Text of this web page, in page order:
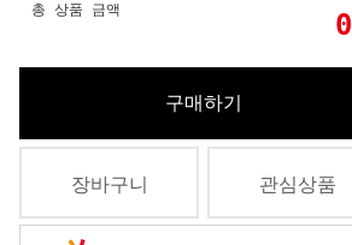
총 상품 금액 0
구매하기
장바구니 관심상품